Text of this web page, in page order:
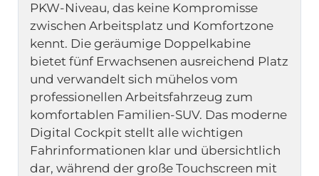
PKW-Niveau, das keine Kompromisse
zwischen Arbeitsplatz und Komfortzone
kennt. Die geräumige Doppelkabine
bietet fünf Erwachsenen ausreichend Platz
und verwandelt sich mühelos vom
professionellen Arbeitsfahrzeug zum
komfortablen Familien-SUV. Das moderne
Digital Cockpit stellt alle wichtigen
Fahrinformationen klar und übersichtlich
dar, während der große Touchscreen mit